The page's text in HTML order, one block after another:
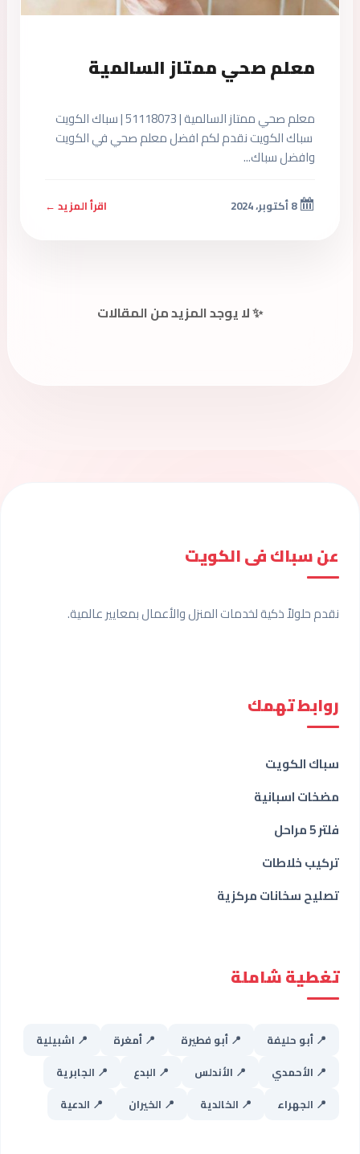
معلم صحي ممتاز السالمية
معلم صحي ممتاز السالمية | 51118073 | سباك الكويت
سباك الكويت نقدم لكم افضل معلم صحي في الكويت
وافضل سباك...
8 أكتوبر، 2024 اقرأ المزيد ←
✨ لا يوجد المزيد من المقالات
عن سباك فى الكويت
نقدم حلولاً ذكية لخدمات المنزل والأعمال بمعايير عالمية.
روابط تهمك
سباك الكويت
مضخات اسبانية
فلتر 5 مراحل
تركيب خلاطات
تصليح سخانات مركزية
تغطية شاملة
📍 أبو حليفة 📍 أبو فطيرة 📍 أمغرة
📍 اشبيلية
📍 الأحمدي
📍 الأندلس 📍 البدع
📍 الجابرية
📍 الجهراء
📍 الخالدية 📍 الخيران 📍 الدعية